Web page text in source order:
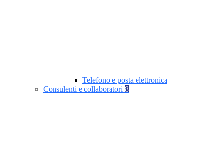
Telefono e posta elettronica
Consulenti e collaboratori 8